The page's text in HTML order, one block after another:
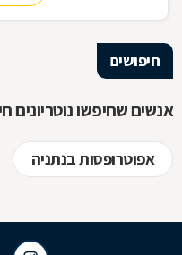
חיפושים
אנשים שחיפשו נוטריונים
אפוטרופסות בנתניה